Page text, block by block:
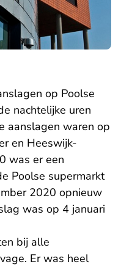
op Poolse
nachtelijke uren
aanslagen waren op
en Heeswijk-
was er een
Poolse supermarkt
2020 opnieuw
was op 4 januari
bij alle
Er was heel